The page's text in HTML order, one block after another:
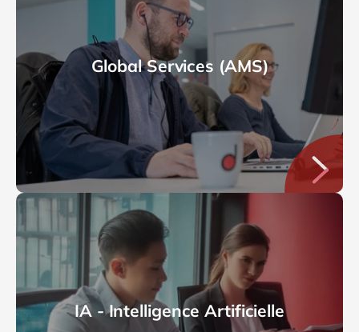
Global Services (AMS)
IA - Intelligence Artificielle